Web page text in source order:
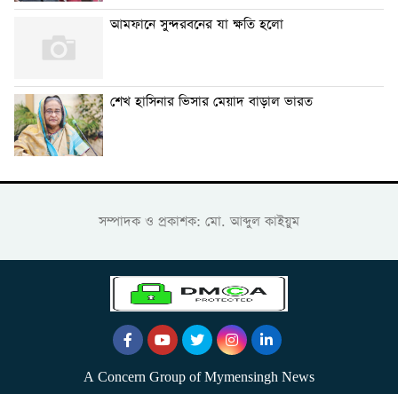
আমফানে সুন্দরবনের যা ক্ষতি হলো
শেখ হাসিনার ভিসার মেয়াদ বাড়াল ভারত
সম্পাদক ও প্রকাশক: মো. আব্দুল কাইয়ুম
A Concern Group of Mymensingh News